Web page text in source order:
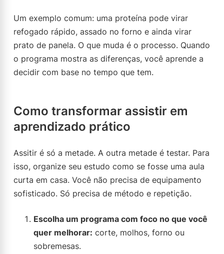
Um exemplo comum: uma proteína pode virar
refogado rápido, assado no forno e ainda virar
prato de panela. O que muda é o processo. Quando
o programa mostra as diferenças, você aprende a
decidir com base no tempo que tem.
Como transformar assistir em
aprendizado prático
Assitir é só a metade. A outra metade é testar. Para
isso, organize seu estudo como se fosse uma aula
curta em casa. Você não precisa de equipamento
sofisticado. Só precisa de método e repetição.
Escolha um programa com foco no que você
quer melhorar: corte, molhos, forno ou
sobremesas.